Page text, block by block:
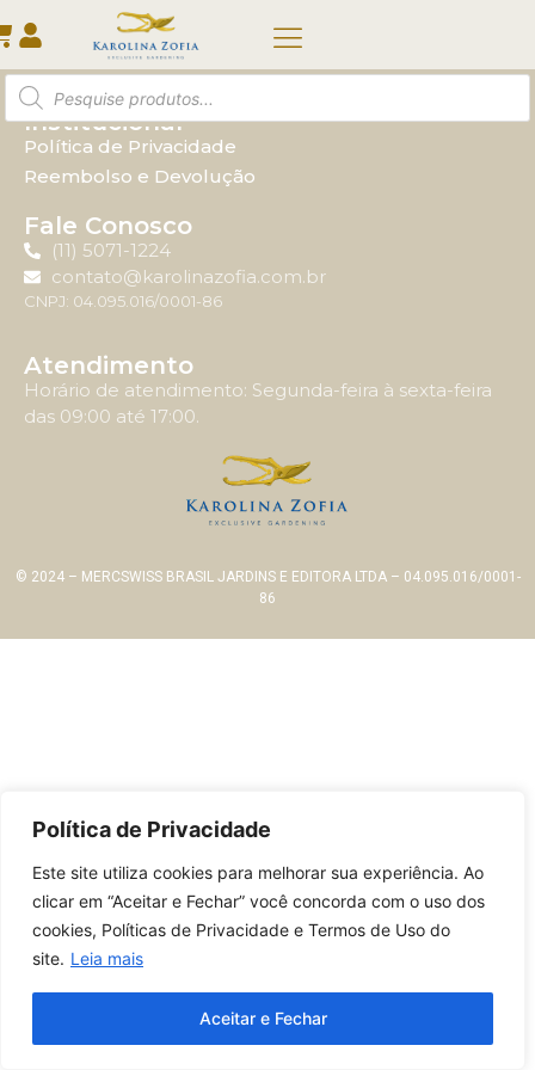
Política de Privacidade
Este site utiliza cookies para melhorar sua experiência. Ao
clicar em “Aceitar e Fechar” você concorda com o uso dos
cookies, Políticas de Privacidade e Termos de Uso do
site. Leia mais
Aceitar e Fechar
Tag:jardim
Institucional
Política de Privacidade
Reembolso e Devolução
Fale Conosco
(11) 5071-1224
contato@karolinazofia.com.br
CNPJ: 04.095.016/0001-86
Atendimento
Horário de atendimento: Segunda-feira à sexta-feira
das 09:00 até 17:00.
© 2024 – MERCSWISS BRASIL JARDINS E EDITORA LTDA – 04.095.016/0001-
86